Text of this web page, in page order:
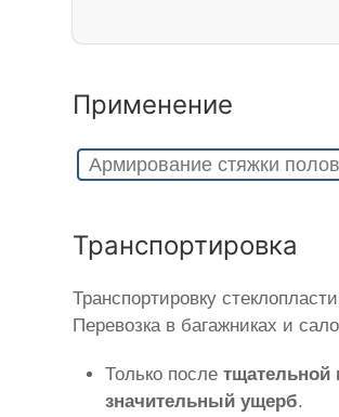
Применение
Армирование стяжки полов
Транспортировка
Транспортировку
Перевозка в багажниках и
Только послетщательной
значительный ущерб.